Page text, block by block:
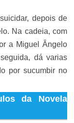
depois de
Na cadeia, com
a Miguel Ângelo
dá varias
por sucumbir no
da Novela